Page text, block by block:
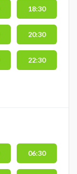
18:30
20:30
22:30
06:30